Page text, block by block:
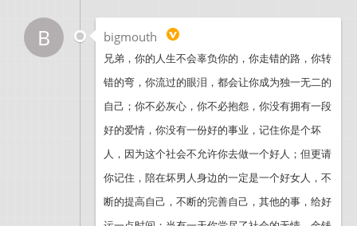
B bigmouth
兄弟，你的人生不会辜负你的，你走错的路，你转
错的弯，你流过的眼泪，都会让你成为独一无二的
自己；你不必灰心，你不必抱怨，你没有拥有一段
好的爱情，你没有一份好的事业，记住你是个坏
人，因为这个社会不允许你去做一个好人；但更请
你记住，陪在坏男人身边的一定是一个好女人，不
断的提高自己，不断的完善自己，其他的事，给好